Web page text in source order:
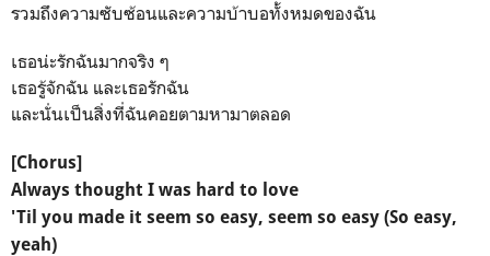
รวมถึงความซับซ้อนและความบ้าบอทั้งหมดของฉัน
เธอน่ะรักฉันมากจริง ๆ
เธอรู้จักฉัน และเธอรักฉัน
และนั่นเป็นสิ่งที่ฉันคอยตามหามาตลอด
[Chorus]
Always thought I was hard to love
'Til you made it seem so easy, seem so easy (So easy,
yeah)